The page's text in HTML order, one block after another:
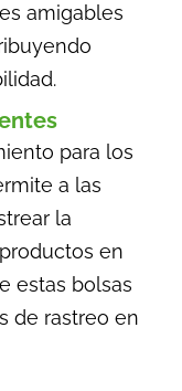
amigables
para los
a las
la
en
estas bolsas
de rastreo en